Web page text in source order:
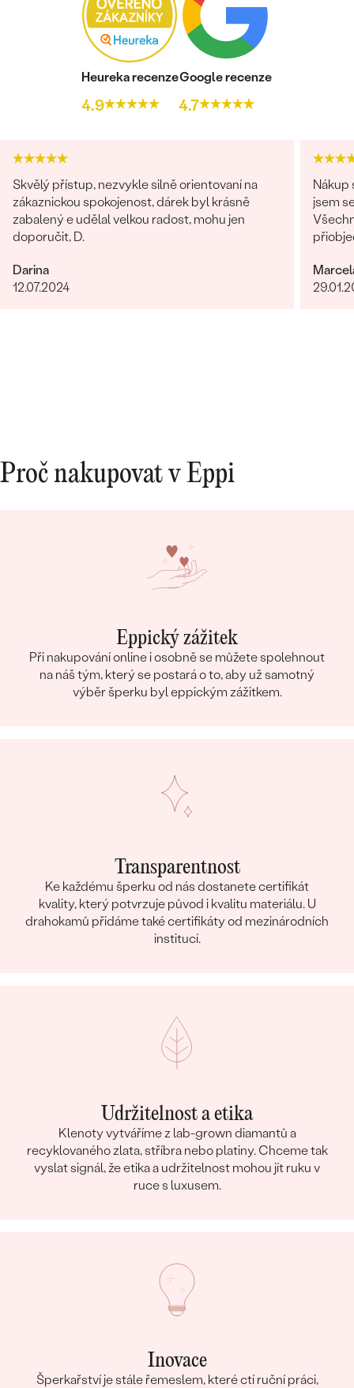
2
Koňaková
Přírodní
TVAR:
Marquise
BARVA:
Olivově zelená
PŮVOD:
Postranní drahokamy Prsten
Heureka recenze
4.9
Google recenze
4.7
Skvělý přístup, nezvykle silně orientovaní na
zákaznickou spokojenost, dárek byl krásně
zabalený e udělal velkou radost, mohu jen
doporučit, D.
Darina
12.07.2024
Nákup
jsem
Proč nakupovat v Eppi
Eppický zážitek
Při nakupování online i osobně se můžete spolehnout
na náš tým, který se postará o to, aby už samotný
výběr šperku byl eppickým zážitkem.
Transparentnost
Ke každému šperku od nás dostanete certifikát
kvality, který potvrzuje původ i kvalitu materiálu. U
drahokamů přidáme také certifikáty od mezinárodních
institucí.
Udržitelnost a etika
Klenoty vytváříme z lab-grown diamantů a
recyklovaného zlata, stříbra nebo platiny. Chceme tak
vyslat signál, že etika a udržitelnost mohou jít ruku v
ruce s luxusem.
Inovace
Šperkařství je stále řemeslem, které ctí ruční práci,